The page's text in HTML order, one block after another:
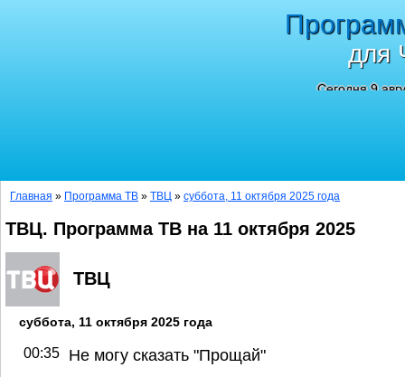
для
Сегодня 9
Главная » Программа ТВ » ТВЦ » суббота, 11 октября 2025 года
ТВЦ. Программа ТВ на 11 октября 2025
ТВЦ
суббота, 11 октября 2025 года
00:35 Не могу сказать "Прощай"